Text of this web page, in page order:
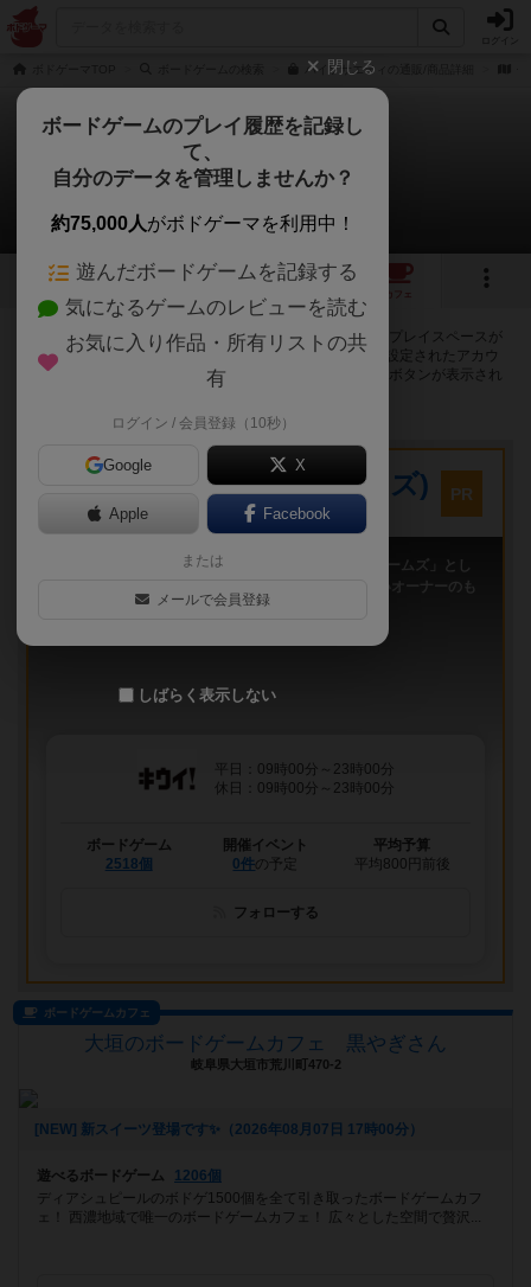
ハイソサエティの通販/商品詳細
ハイソサエティ
179店のカフェ/スペースが提供中
13 4 28
カフェ
ハイソサエティで遊ぶことができるボードゲームカフェ・プレイスペースが
179店登録されています。公開プロフィールの都道府県が設定されたアカウ
ントでログインすると、同じ都道府県内の店舗に絞り込むボタンが表示され
キウイ！(旧:キウイゲームズ)
大阪府大阪市中央区森ノ宮中央2-8-2 永田中央ビル2階
PR
「キウイ！」は、2011年9月大阪日本橋で「キウイゲームズ」とし
てスタートしたボードゲームカフェです。 今は新しいオーナーのも
平日：09時00分～23時00分
休日：09時00分～23時00分
ボードゲーム
2518個
開催イベント
0件の予定
平均予算
平均800円前後
フォローする
ボードゲームカフェ
大垣のボードゲームカフェ 黒やぎさん
岐阜県大垣市荒川町470-2
[NEW] 新スイーツ登場です✨️（2026年08月07日 17時00分）
遊べるボードゲーム
1206個
ディアシュピールのボドゲ1500個を全て引き取ったボードゲームカフ
ェ！ 西濃地域で唯一のボードゲームカフェ！ 広々とした空間で贅沢...
閉じる
ボードゲームのプレイ履歴を記録し
て、
自分のデータを管理しませんか？
約75,000人がボドゲーマを利用中！
遊んだボードゲームを記録する
気になるゲームのレビューを読む
お気に入り作品・所有リストの共
有
ログイン / 会員登録（10秒）
Google X
Apple Facebook
または
メールで会員登録
しばらく表示しない